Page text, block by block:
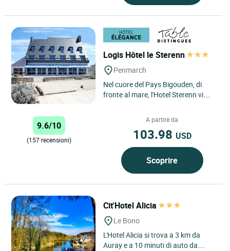
Logis Hôtel le Sterenn
Penmarch
Nel cuore del Pays Bigouden, di
fronte al mare, l'Hotel Sterenn vi
scoperta... Gourmet, rilassante...
9.6/10
(157 recensioni)
A partire da
103.98 USD
Scoprire
Cit'Hotel Alicia
Le Bono
L'Hotel Alicia si trova a 3 km da
Auray e a 10 minuti di auto da